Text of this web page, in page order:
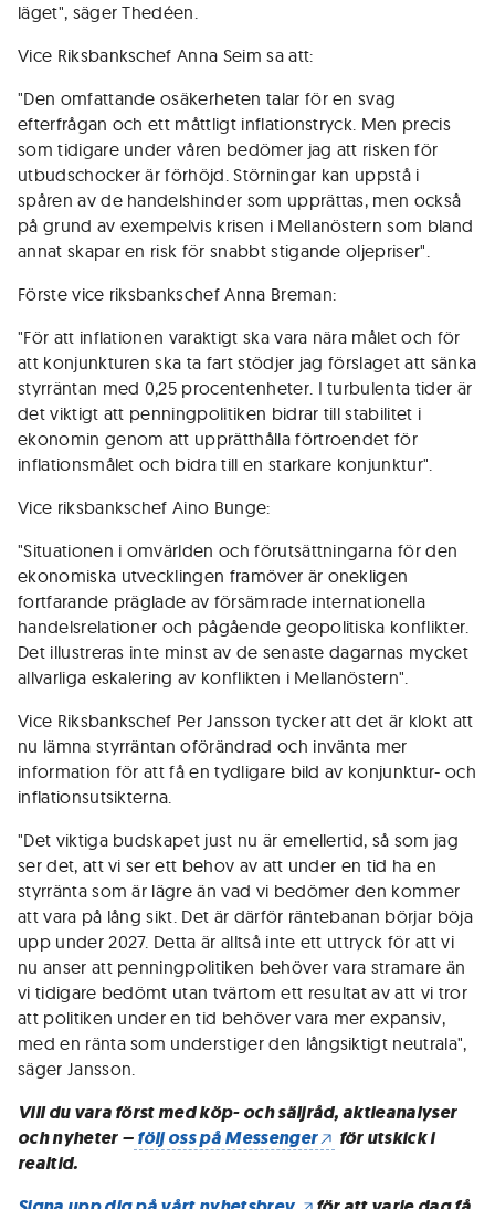
läget", säger Thedéen.
Vice Riksbankschef Anna Seim sa att:
"Den omfattande osäkerheten talar för en svag
efterfrågan och ett måttligt inflationstryck. Men precis
som tidigare under våren bedömer jag att risken för
utbudschocker är förhöjd. Störningar kan uppstå i
spåren av de handelshinder som upprättas, men också
på grund av exempelvis krisen i Mellanöstern som bland
annat skapar en risk för snabbt stigande oljepriser".
Förste vice riksbankschef Anna Breman:
"För att inflationen varaktigt ska vara nära målet och för
att konjunkturen ska ta fart stödjer jag förslaget att sänka
styrräntan med 0,25 procentenheter. I turbulenta tider är
det viktigt att penningpolitiken bidrar till stabilitet i
ekonomin genom att upprätthålla förtroendet för
inflationsmålet och bidra till en starkare konjunktur".
Vice riksbankschef Aino Bunge:
"Situationen i omvärlden och förutsättningarna för den
ekonomiska utvecklingen framöver är onekligen
fortfarande präglade av försämrade internationella
handelsrelationer och pågående geopolitiska konflikter.
Det illustreras inte minst av de senaste dagarnas mycket
allvarliga eskalering av konflikten i Mellanöstern".
Vice Riksbankschef Per Jansson tycker att det är klokt att
nu lämna styrräntan oförändrad och invänta mer
information för att få en tydligare bild av konjunktur- och
inflationsutsikterna.
"Det viktiga budskapet just nu är emellertid, så som jag
ser det, att vi ser ett behov av att under en tid ha en
styrränta som är lägre än vad vi bedömer den kommer
att vara på lång sikt. Det är därför räntebanan börjar böja
upp under 2027. Detta är alltså inte ett uttryck för att vi
nu anser att penningpolitiken behöver vara stramare än
vi tidigare bedömt utan tvärtom ett resultat av att vi tror
att politiken under en tid behöver vara mer expansiv,
med en ränta som understiger den långsiktigt neutrala",
säger Jansson.
Vill du vara först med köp- och säljråd, aktieanalyser
och nyheter –följ oss på Messenger
för utskick i
realtid.